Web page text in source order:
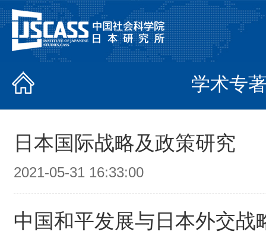
学术专
日本国际战略及政策研究
2021-05-31 16:33:00
中国和平发展与日本外交战